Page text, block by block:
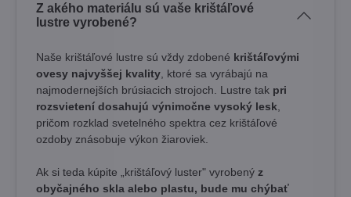
Z akého materiálu sú vaše krištáľové
lustre vyrobené?
Naše krištáľové lustre sú vždy zdobené krištáľovými
ovesy najvyššej kvality , ktoré sa vyrábajú na
najmodernejších brúsiacich strojoch. Lustre tak pri
rozsvietení dosahujú výnimočne vysoký lesk
pričom rozklad svetelného spektra cez krištáľové
ozdoby znásobuje výkon žiaroviek.
Ak si teda kúpite „krištáľový luster" vyrobený z
obyčajného skla alebo plastu, bude mu chýbať